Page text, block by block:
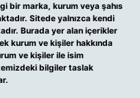
bir marka, kurum veya şahıs
Sitede yalnızca kendi
Burada yer alan içerikler
kurum ve kişiler hakkında
ve kişiler ile isim
bilgiler taslak